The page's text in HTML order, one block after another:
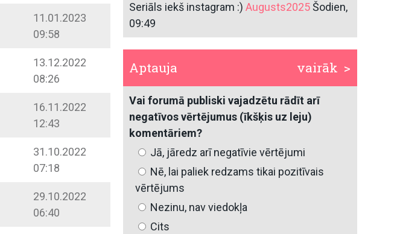
11.01.2023
09:58
13.12.2022
08:26
16.11.2022
12:43
31.10.2022
07:18
29.10.2022
06:40
Seriāls iekš instagram :) Augusts2025Šodien,
09:49
vairāk >
Aptauja
Vai forumā publiski vajadzētu rādīt arī
negatīvos vērtējumus (īkšķis uz leju)
komentāriem?
Jā, jāredz arī negatīvie vērtējumi
Nē, lai paliek redzams tikai pozitīvais
vērtējums
Nezinu, nav viedokļa
Cits